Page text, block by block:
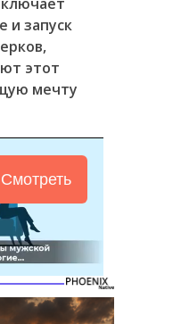
и запуск
этот
мечту
Смотреть